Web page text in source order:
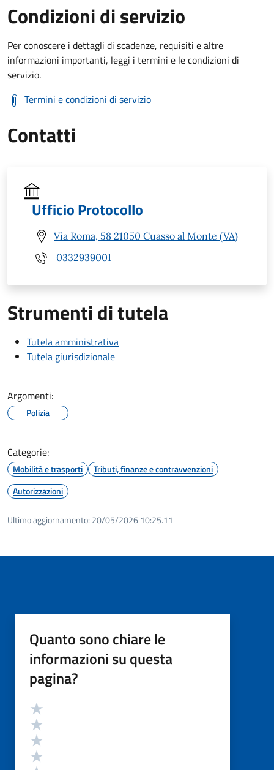
Condizioni di servizio
Per conoscere i dettagli di scadenze, requisiti e altre
informazioni importanti, leggi i termini e le condizioni di
servizio.
Termini e condizioni di servizio
Contatti
Ufficio Protocollo
Via Roma, 58 21050 Cuasso al Monte (VA)
0332939001
Strumenti di tutela
Tutela amministrativa
Tutela giurisdizionale
Argomenti:
Polizia
Categorie:
Mobilità e trasporti
Tributi, finanze e contravvenzioni
Autorizzazioni
Ultimo aggiornamento: 20/05/2026 10:25.11
Quanto sono chiare le
informazioni su questa
pagina?
Valutazione